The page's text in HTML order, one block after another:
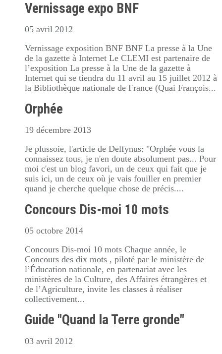
Vernissage expo BNF
05 avril 2012
Vernissage exposition BNF BNF La presse à la Une
de la gazette à Internet Le CLEMI est partenaire de
l’exposition La presse à la Une de la gazette à
Internet qui se tiendra du 11 avril au 15 juillet 2012 à
la Bibliothèque nationale de France (Quai François...
Orphée
19 décembre 2013
Je plussoie, l'article de Delfynus: "Orphée vous la
connaissez tous, je n'en doute absolument pas... Pour
moi c'est un blog favori, un de ceux qui fait que je
suis ici, un de ceux où je vais fouiller en premier
quand je cherche quelque chose de précis....
Concours Dis-moi 10 mots
05 octobre 2014
Concours Dis-moi 10 mots Chaque année, le
Concours des dix mots , piloté par le ministère de
l’Éducation nationale, en partenariat avec les
ministères de la Culture, des Affaires étrangères et
de l’Agriculture, invite les classes à réaliser
collectivement...
Guide "Quand la Terre gronde"
03 avril 2012